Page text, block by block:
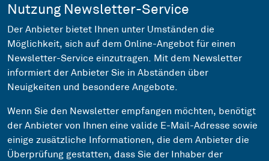
Nutzung Newsletter-Service
Der Anbieter bietet Ihnen unter Umständen die
Möglichkeit, sich auf dem Online-Angebot für einen
Newsletter-Service einzutragen. Mit dem Newsletter
informiert der Anbieter Sie in Abständen über
Neuigkeiten und besondere Angebote.
Wenn Sie den Newsletter empfangen möchten, benötigt
der Anbieter von Ihnen eine valide E-Mail-Adresse sowie
einige zusätzliche Informationen, die dem Anbieter die
Überprüfung gestatten, dass Sie der Inhaber der